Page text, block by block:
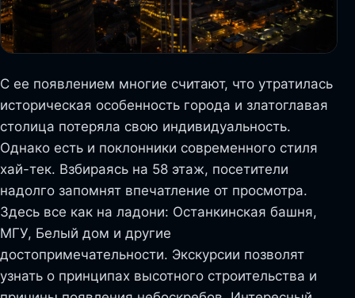
С ее появлением многие считают, что утратилась
историческая особенность города и златоглавая
столица потеряла свою индивидуальность.
Однако есть и поклонники современного стиля
хай-тек. Взбираясь на 58 этаж, посетители
надолго запомнят впечатление от просмотра.
Здесь все как на ладони: Останкинская башня,
МГУ, Белый дом и другие
достопримечательности. Экскурсии позволят
узнать о принципах высотного строительства и